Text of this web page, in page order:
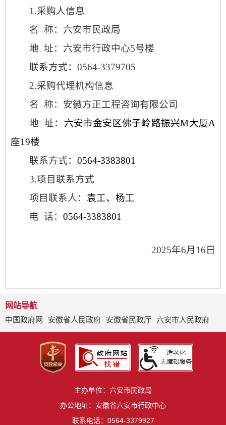
1.采购人信息
名
称：六安市民政局
地 址：六安市行政中心5号楼
联系方式：0564-3379705
2.采购代理机构信息
名
称：安徽方正工程咨询有限公司
地 址： 六安市金安区佛子岭路振兴M大厦A
座19楼
联系方式：0564-3383801
3.项目联系方式
项目联系人： 袁工、杨工
电 话：0564-3383801
2025年6月16日
网站导航
中国政府网
安徽省人民政府 安徽省民政厅 六安市人民政府
主办单位：六安市民政局
办公地址：安徽省六安市行政中心
联系电话：0564-3379927